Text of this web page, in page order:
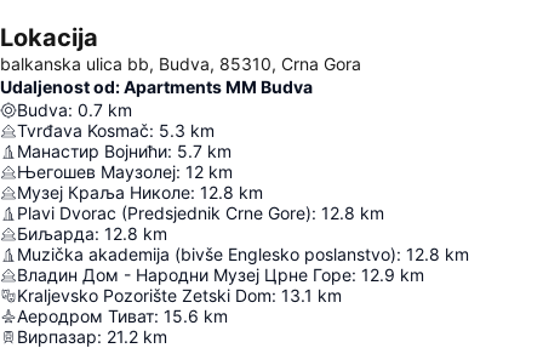
Lokacija
balkanska ulica bb, Budva, 85310, Crna Gora
Udaljenost od: Apartments MM Budva
Budva: 0.7 km
Tvrđava Kosmač: 5.3 km
Манастир Војнићи: 5.7 km
Његошев Маузолеј: 12 km
Музеј Краља Николе: 12.8 km
Plavi Dvorac (Predsjednik Crne Gore): 12.8 km
Биљарда: 12.8 km
Muzička akademija (bivše Englesko poslanstvo): 12.8 km
Владин Дом - Народни Музеј Црне Горе: 12.9 km
Kraljevsko Pozorište Zetski Dom: 13.1 km
Аеродром Тиват: 15.6 km
Вирпазар: 21.2 km